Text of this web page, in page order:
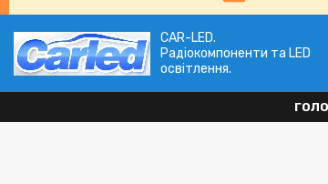
CAR-LED.
Радіокомпоненти та LED
освітлення.